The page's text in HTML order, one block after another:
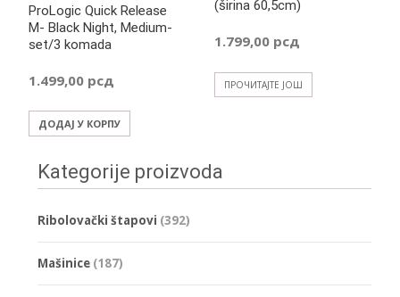
ProLogic Quick Release
M- Black Night, Medium-
set/3 komada
1.499,00 рсд
ДОДАЈ У КОРПУ
(širina 60,5cm)
1.799,00 рсд
ПРОЧИТАЈТЕ ЈОШ
Kategorije proizvoda
Ribolovački štapovi (392)
Mašinice (187)